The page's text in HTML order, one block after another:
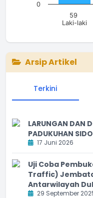
59
Laki-laki
0
Arsip Artikel
Terkini
LARUNGAN DAN
PADUKUHAN
17 Juni 2026
Uji Coba
Traffic)
Antarwilayah
29 September